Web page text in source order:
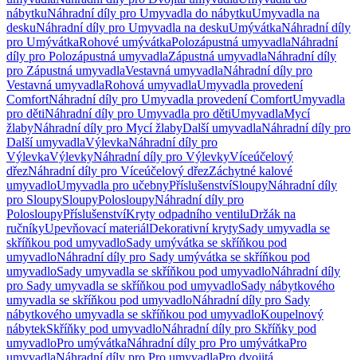
nábytkuNáhradní díly pro Umyvadla do nábytkuUmyvadla na
deskuNáhradní díly pro Umyvadla na deskuUmývátkaNáhradní díly
pro UmývátkaRohové umývátkaPolozápustná umyvadlaNáhradní
díly pro Polozápustná umyvadlaZápustná umyvadlaNáhradní díly
pro Zápustná umyvadlaVestavná umyvadlaNáhradní díly pro
Vestavná umyvadlaRohová umyvadlaUmyvadla provedení
ComfortNáhradní díly pro Umyvadla provedení ComfortUmyvadla
pro dětiNáhradní díly pro Umyvadla pro dětiUmyvadlaMycí
žlabyNáhradní díly pro Mycí žlabyDalší umyvadlaNáhradní díly pro
Další umyvadlaVýlevkaNáhradní díly pro
VýlevkaVýlevkyNáhradní díly pro VýlevkyVíceúčelový
dřezNáhradní díly pro Víceúčelový dřezZáchytné kalové
umyvadloUmyvadla pro učebnyPříslušenstvíSloupyNáhradní díly
pro SloupySloupyPolosloupyNáhradní díly pro
PolosloupyPříslušenstvíKryty odpadního ventiluDržák na
ručníkyUpevňovací materiálDekorativní krytySady umyvadla se
skříňkou pod umyvadloSady umývátka se skříňkou pod
umyvadloNáhradní díly pro Sady umývátka se skříňkou pod
umyvadloSady umyvadla se skříňkou pod umyvadloNáhradní díly
pro Sady umyvadla se skříňkou pod umyvadloSady nábytkového
umyvadla se skříňkou pod umyvadloNáhradní díly pro Sady
nábytkového umyvadla se skříňkou pod umyvadloKoupelnový
nábytekSkříňky pod umyvadloNáhradní díly pro Skříňky pod
umyvadloPro umývátkaNáhradní díly pro Pro umývátkaPro
umyvadlaNáhradní díly pro Pro umyvadlaPro dvojitá